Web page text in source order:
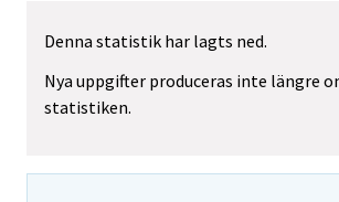
Denna statistik har lagts ned.
Nya uppgifter produceras inte längre
statistiken.